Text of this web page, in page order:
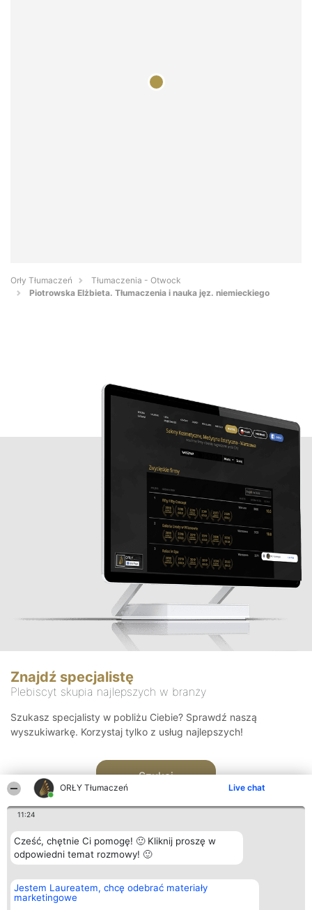
ORŁY Tłumaczeń Live chat
11:24
Cześć, chętnie Ci pomogę! 🙂 Kliknij proszę w
odpowiedni temat rozmowy! 🙂
Jestem Laureatem, chcę odebrać materiały
marketingowe
Orły Tłumaczeń
Tłumaczenia - Otwock
Piotrowska Elżbieta. Tłumaczenia i nauka jęz. niemieckiego
Znajdź specjalistę
Plebiscyt skupia najlepszych w branży
Szukasz specjalisty w pobliżu Ciebie? Sprawdź naszą
wyszukiwarkę. Korzystaj tylko z usług najlepszych!
Szukaj
Organizator plebiscytu
Bright Side Solutions sp. z o.
o. sp. k.
Plebiscyt
Laureaci
Kontakt
Kontakt